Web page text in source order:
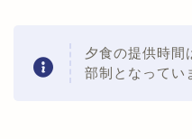
夕食の提供時間
部制となってい